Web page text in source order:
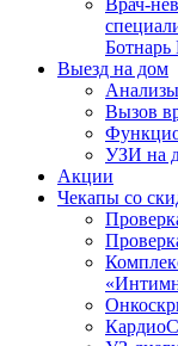
Врач-
Ботнарь
Выезд на дом
Вызов
УЗИ на
Акции
Чекапы со